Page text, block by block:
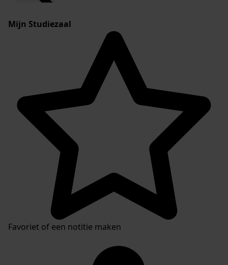
Mijn Studiezaal
Favoriet of een notitie maken